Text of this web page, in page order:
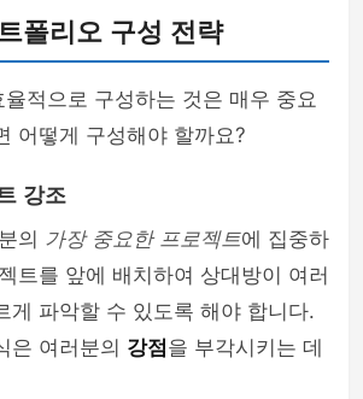
폴리오 구성 전략
적으로 구성하는 것은 매우 중요
어떻게 구성해야 할까요?
강조
의 가장 중요한 프로젝트에 집중하
트를 앞에 배치하여 상대방이 여러
게 파악할 수 있도록 해야 합니다.
은 여러분의 강점을 부각시키는 데